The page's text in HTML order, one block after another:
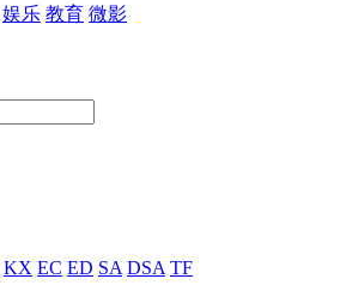
娱乐 教育 微影
KX EC ED SA DSA TF